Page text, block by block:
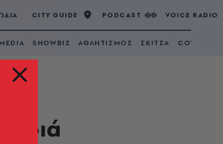
CITY GUIDE PODCAST VOICE RADIO
SHOWBIZ ΑΘΛΗΤΙΣΜΟΣ ΣΚΙΤΣΑ COVID 19